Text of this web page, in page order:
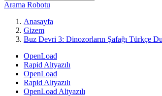
Arama Robotu
Anasayfa
Gizem
Buz Devri 3: Dinozorların Şafağı Türkçe
OpenLoad
Rapid Altyazılı
OpenLoad
Rapid Altyazılı
OpenLoad Altyazılı